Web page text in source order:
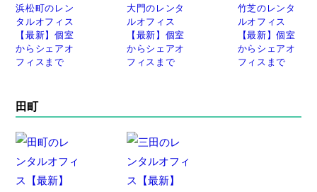
浜松町のレン
タルオフィス
【最新】個室
からシェアオ
フィスまで
大門のレンタ
ルオフィス
【最新】個室
からシェアオ
フィスまで
竹芝のレンタ
ルオフィス
【最新】個室
からシェアオ
フィスまで
田町